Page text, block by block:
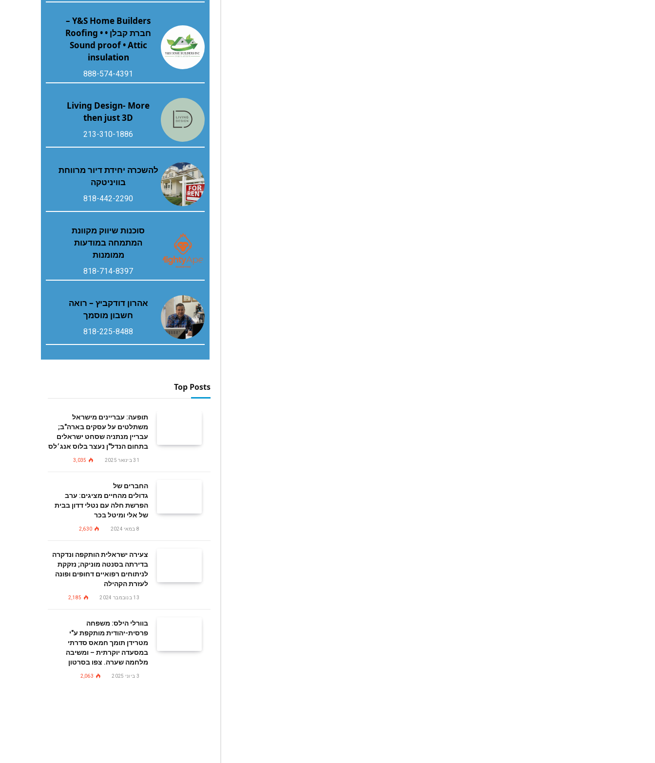
Y&S Home Builders –
חברת קבלן • Roofing •
Sound proof • Attic
insulation
888-574-4391
Living Design- More
then just 3D
213-310-1886
להשכרה יחידת דיור מרווחת
בוויניטקה
818-442-2290
סוכנות שיווק מקוונת
המתמחה במודעות
ממומנות
818-714-8397
אהרון דודקביץ – רואה
חשבון מוסמך
818-225-8488
Top Posts
תופעה: עבריינים מישראל
משתלטים על עסקים בארה"ב;
עבריין מנתניה שסחט ישראלים
בתחום הנדל"ן נעצר בלוס אנג׳לס
31 בינואר 2025 3,035
החברים של
גדולים מהחיים מציגים: ערב
הפרשת חלה עם נטלי דדון בבית
של אלי ומיטל בכר
8 במאי 2024 2,630
צעירה ישראלית הותקפה ונדקרה
בדירתה בסנטה מוניקה; נזקקת
לניתוחים רפואיים דחופים ופונה
לעזרת הקהילה
13 בנובמבר 2024 2,185
בוורלי הילס: משפחה
פרסית-יהודית מותקפת ע"י
מטרידן תומך חמאס סדרתי
במסעדה יוקרתית – ומשיבה
מלחמה שערה. צפו בסרטון
3 ביוני 2025 2,063